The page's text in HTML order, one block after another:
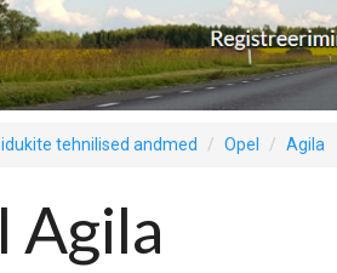
tehnilised andmed Opel Agila
Agila